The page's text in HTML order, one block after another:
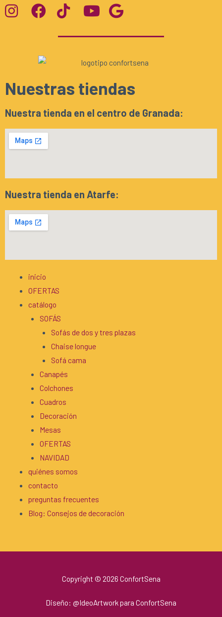
Nuestras tiendas
Nuestra tienda en el centro de Granada:
Nuestra tienda en Atarfe:
inicio
OFERTAS
catálogo
SOFÁS
Sofás de dos y tres plazas
Chaise longue
Sofá cama
Canapés
Colchones
Cuadros
Decoración
Mesas
OFERTAS
NAVIDAD
quiénes somos
contacto
preguntas frecuentes
Blog: Consejos de decoración
Copyright © 2026 ConfortSena
Diseño: @IdeoArtworkpara ConfortSena